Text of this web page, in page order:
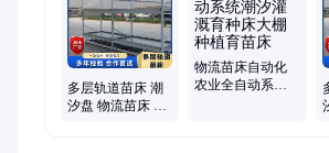
多层轨道苗床 潮
汐盘 物流苗床 自
物流苗床自动化
农业全自动系统